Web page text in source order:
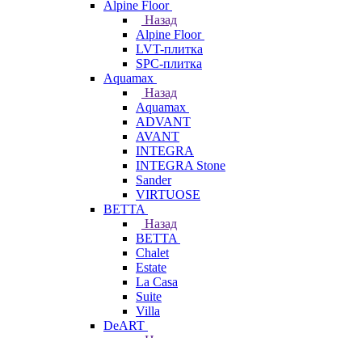
Alpine Floor
Назад
Alpine Floor
LVT-плитка
SPC-плитка
Aquamax
Назад
Aquamax
ADVANT
AVANT
INTEGRA
INTEGRA Stone
Sander
VIRTUOSE
BETTA
Назад
BETTA
Chalet
Estate
La Casa
Suite
Villa
DeART